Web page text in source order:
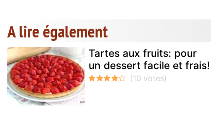
A lire également
Tartes aux fruits: pour
un dessert facile et frais!